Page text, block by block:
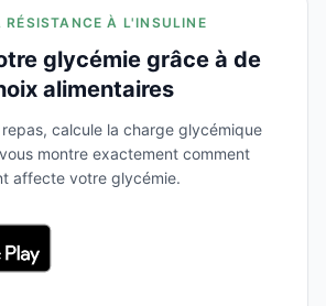
RÉSISTANCE À L'INSULINE
glycémie grâce à de
alimentaires
calcule la charge glycémique
montre exactement comment
affecte votre glycémie.